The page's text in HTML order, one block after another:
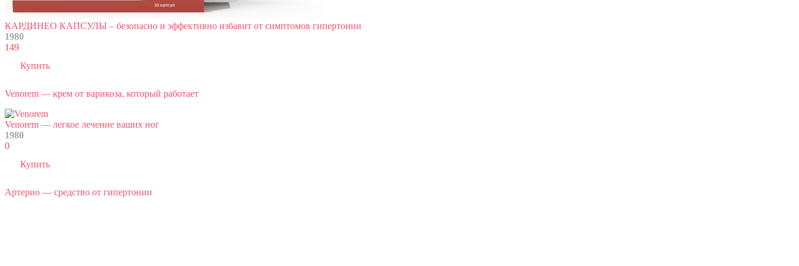
КАРДИНЕО КАПСУЛЫ – безопасно и эффективно избавит от симптомов гипертонии
1980
149
Купить
Venorem — крем от варикоза, который работает
Venorem — легкое лечение ваших ног
1980
0
Купить
Артерио — средство от гипертонии